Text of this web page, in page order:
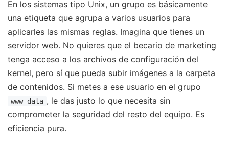
En los sistemas tipo Unix, un grupo es básicamente
una etiqueta que agrupa a varios usuarios para
aplicarles las mismas reglas. Imagina que tienes un
servidor web. No quieres que el becario de marketing
tenga acceso a los archivos de configuración del
kernel, pero sí que pueda subir imágenes a la carpeta
de contenidos. Si metes a ese usuario en el grupo
www-data , le das justo lo que necesita sin
comprometer la seguridad del resto del equipo. Es
eficiencia pura.